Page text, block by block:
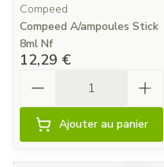
Compeed
Compeed A/ampoules Stick
8ml Nf
12,29 €
Ajouter au panier